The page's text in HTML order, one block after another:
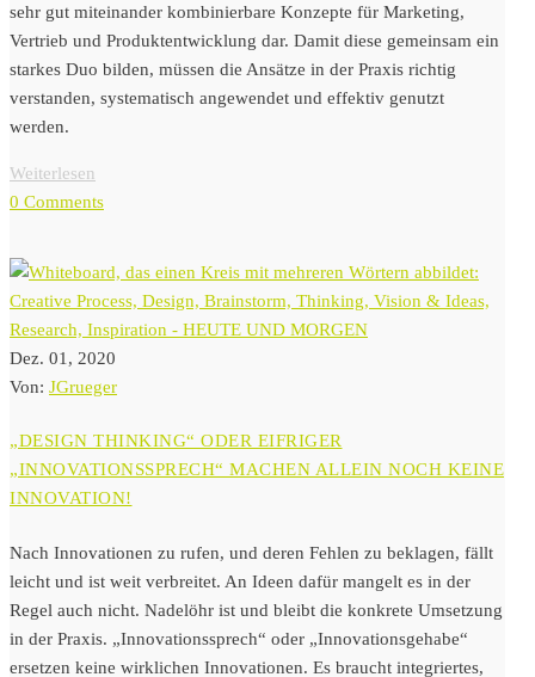
sehr gut miteinander kombinierbare Konzepte für Marketing,
Vertrieb und Produktentwicklung dar. Damit diese gemeinsam ein
starkes Duo bilden, müssen die Ansätze in der Praxis richtig
verstanden, systematisch angewendet und effektiv genutzt
werden.
Weiterlesen
0 Comments
Dez. 01, 2020
Von: JGrueger
„DESIGN THINKING“ ODER EIFRIGER
„INNOVATIONSSPRECH“ MACHEN ALLEIN NOCH KEINE
INNOVATION!
Nach Innovationen zu rufen, und deren Fehlen zu beklagen, fällt
leicht und ist weit verbreitet. An Ideen dafür mangelt es in der
Regel auch nicht. Nadelöhr ist und bleibt die konkrete Umsetzung
in der Praxis. „Innovationssprech“ oder „Innovationsgehabe“
ersetzen keine wirklichen Innovationen. Es braucht integriertes,